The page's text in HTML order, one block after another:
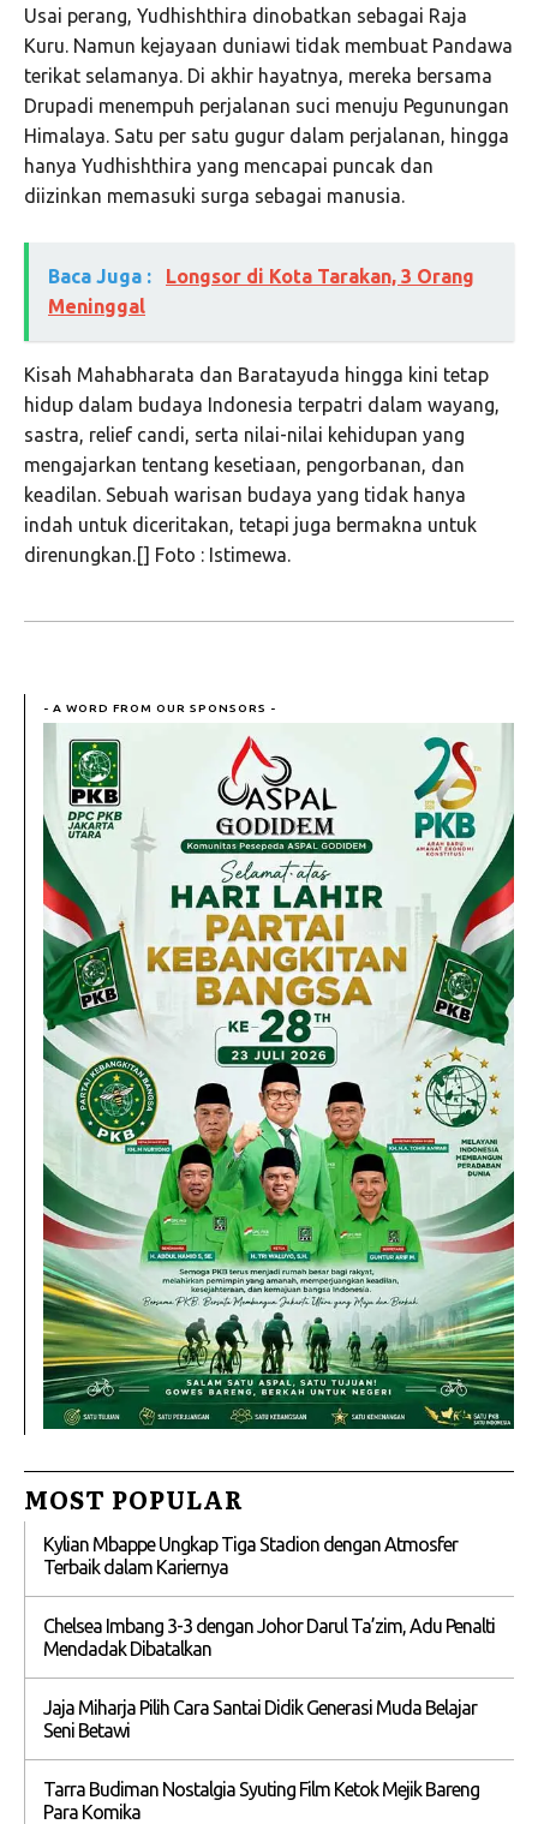
Usai perang, Yudhishthira dinobatkan sebagai Raja
Kuru. Namun kejayaan duniawi tidak membuat Pandawa
terikat selamanya. Di akhir hayatnya, mereka bersama
Drupadi menempuh perjalanan suci menuju Pegunungan
Himalaya. Satu per satu gugur dalam perjalanan, hingga
hanya Yudhishthira yang mencapai puncak dan
diizinkan memasuki surga sebagai manusia.
Baca Juga :
Longsor di Kota Tarakan, 3 Orang
Meninggal
Kisah Mahabharata dan Baratayuda hingga kini tetap
hidup dalam budaya Indonesia terpatri dalam wayang,
sastra, relief candi, serta nilai-nilai kehidupan yang
mengajarkan tentang kesetiaan, pengorbanan, dan
keadilan. Sebuah warisan budaya yang tidak hanya
indah untuk diceritakan, tetapi juga bermakna untuk
direnungkan.[] Foto : Istimewa.
- A WORD FROM OUR SPONSORS -
MOST POPULAR
Kylian Mbappe Ungkap Tiga Stadion dengan Atmosfer
Terbaik dalam Kariernya
Chelsea Imbang 3-3 dengan Johor Darul Ta’zim, Adu Penalti
Mendadak Dibatalkan
Jaja Miharja Pilih Cara Santai Didik Generasi Muda Belajar
Seni Betawi
Tarra Budiman Nostalgia Syuting Film Ketok Mejik Bareng
Para Komika